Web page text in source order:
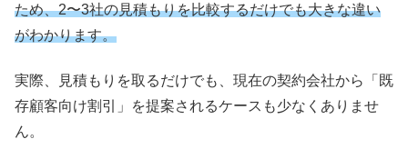
ため、2〜3社の見積もりを比較するだけでも大きな違い
がわかります。
実際、見積もりを取るだけでも、現在の契約会社から「既
存顧客向け割引」を提案されるケースも少なくありませ
ん。